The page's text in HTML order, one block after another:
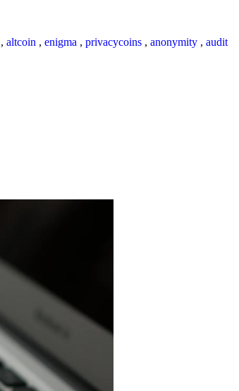
, altcoin , enigma , privacycoins , anonymity , audit